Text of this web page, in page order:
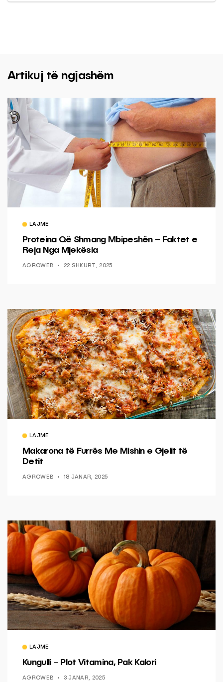
Artikuj të ngjashëm
LAJME
Proteina Që Shmang Mbipeshën – Faktet e
Reja Nga Mjekësia
AGROWEB 22 SHKURT, 2025
LAJME
Makarona të Furrës Me Mishin e Gjelit të
Detit
AGROWEB 18 JANAR, 2025
LAJME
Kungulli – Plot Vitamina, Pak Kalori
AGROWEB 3 JANAR, 2025